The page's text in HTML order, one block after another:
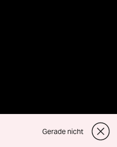
Gerade nicht